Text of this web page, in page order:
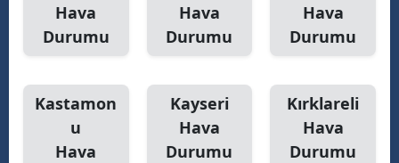
Hava
Durumu
Hava
Durumu
Hava
Durumu
Kastamon
u
Hava
Kayseri
Hava
Durumu
Kırklareli
Hava
Durumu